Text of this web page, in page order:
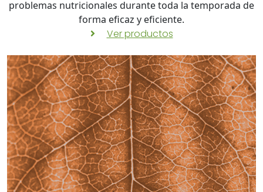
problemas nutricionales durante toda la temporada de
forma eficaz y eficiente.
Ver productos